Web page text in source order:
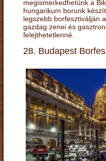
megismerkedhetünk a
hungarikum borunk
legszebb borfesztiválján
gazdag zenei és
felejthetetlenné.
28. Budapest